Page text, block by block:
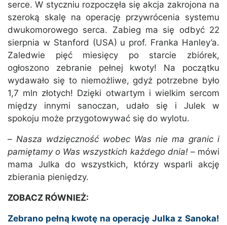
serce. W styczniu rozpoczęła się akcja zakrojona na
szeroką skalę na operację przywrócenia systemu
dwukomorowego serca. Zabieg ma się odbyć 22
sierpnia w Stanford (USA) u prof. Franka Hanley’a.
Zaledwie pięć miesięcy po starcie zbiórek,
ogłoszono zebranie pełnej kwoty! Na początku
wydawało się to niemożliwe, gdyż potrzebne było
1,7 mln złotych! Dzięki otwartym i wielkim sercom
między innymi sanoczan, udało się i Julek w
spokoju może przygotowywać się do wylotu.
– Nasza wdzięczność wobec Was nie ma granic i
pamiętamy o Was wszystkich każdego dnia!– mówi
mama Julka do wszystkich, którzy wsparli akcję
zbierania pieniędzy.
ZOBACZ RÓWNIEŻ:
Zebrano pełną kwotę na operację Julka z Sanoka!